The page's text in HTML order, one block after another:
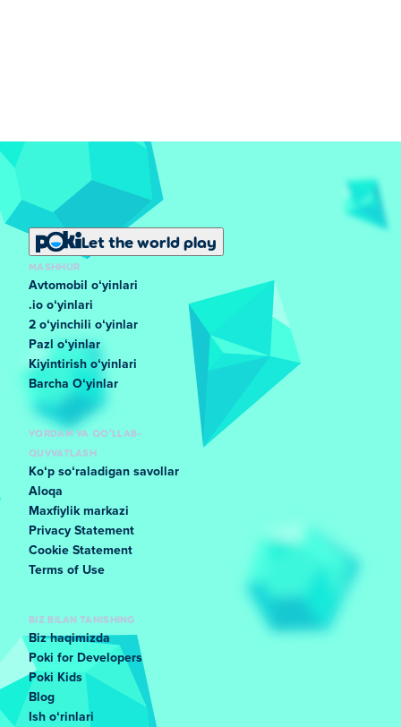
Let the world play
MASHHUR
Avtomobil oʻyinlari
.io oʻyinlari
2 oʻyinchili oʻyinlar
Pazl oʻyinlar
Kiyintirish oʻyinlari
Barcha Oʻyinlar
YORDAM VA QO'LLAB-
QUVVATLASH
Koʻp soʻraladigan savollar
Aloqa
Maxfiylik markazi
Privacy Statement
Cookie Statement
Terms of Use
BIZ BILAN TANISHING
Biz haqimizda
Poki for Developers
Poki Kids
Blog
Ish oʻrinlari